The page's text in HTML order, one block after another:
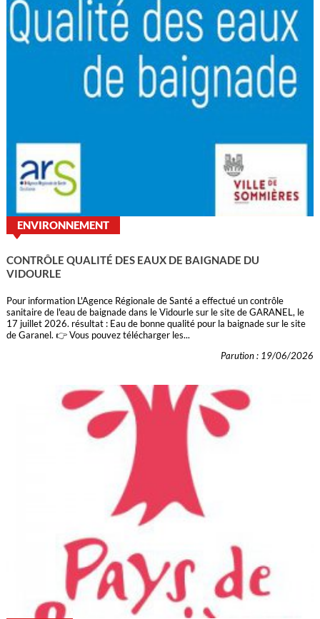
ENVIRONNEMENT
CONTRÔLE QUALITÉ DES EAUX DE BAIGNADE DU
VIDOURLE
Pour information L'Agence Régionale de Santé a effectué un contrôle
sanitaire de l'eau de baignade dans le Vidourle sur le site de GARANEL, le
17 juillet 2026. résultat : Eau de bonne qualité pour la baignade sur le site
de Garanel. 👉 Vous pouvez télécharger les...
Parution : 19/06/2026